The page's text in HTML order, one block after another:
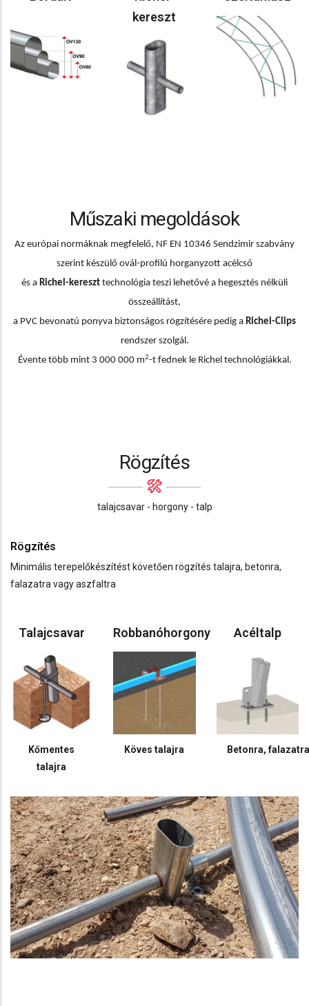
kereszt
Műszaki megoldások
Az európai normáknak megfelelő, NF EN 10346 Sendzimir szabvány
szerint készülő ovál-profilú horganyzott acélcső
és a Richel-kereszt technológia teszi lehetővé a hegesztés nélküli
összeállítást,
a PVC bevonatú ponyva biztonságos rögzítésére pedig a Richel-Clips
rendszer szolgál.
Évente több mint 3 000 000 m2-t fednek le Richel technológiákkal.
Rögzítés
talajcsavar - horgony - talp
Rögzítés
Minimális terepelőkészítést követően rögzítés talajra, betonra,
falazatra vagy aszfaltra
Talajcsavar
Kőmentes
talajra
Robbanóhorgony
Köves talajra
Acéltalp
Betonra, falazatra